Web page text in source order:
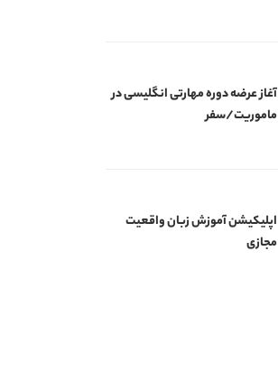
آغاز عرضه دوره‌ مهارتی انگلیسی در
ماموریت/سفر
اپلیکیشن آموزش زبان واقعیت
مجازی